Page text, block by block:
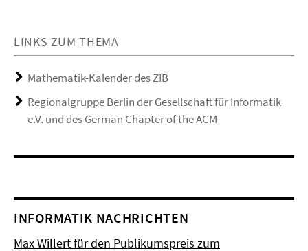
LINKS ZUM THEMA
Mathematik-Kalender des ZIB
Regionalgruppe Berlin der Gesellschaft für Informatik
e.V. und des German Chapter of the ACM
INFORMATIK NACHRICHTEN
Max Willert für den Publikumspreis zum